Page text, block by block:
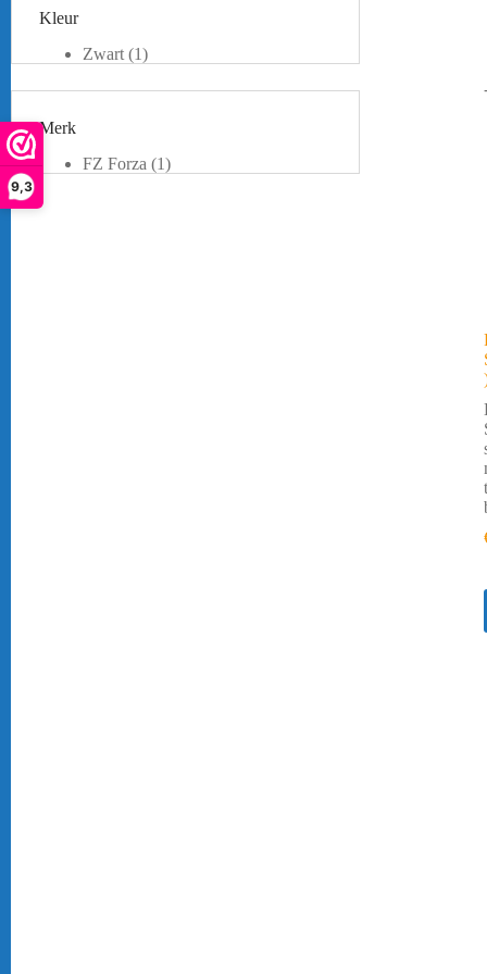
9,3
Kleur
Zwart (1)
Merk
FZ Forza (1)